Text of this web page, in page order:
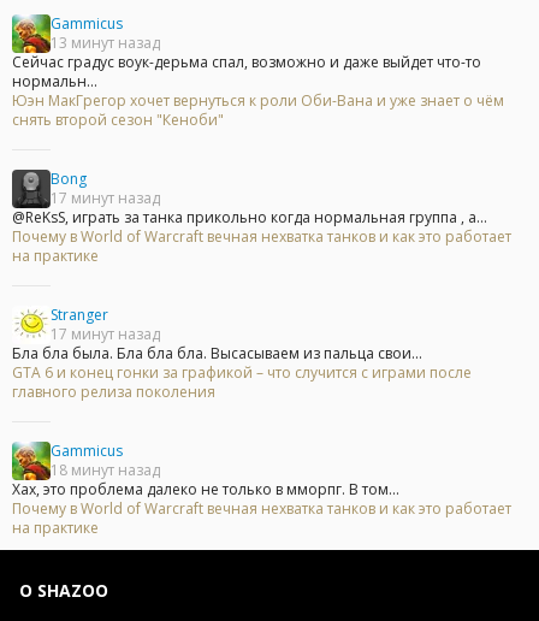
Gammicus
13 минут назад
Сейчас градус воук-дерьма спал, возможно и даже выйдет что-то
нормальн...
Юэн МакГрегор хочет вернуться к роли Оби-Вана и уже знает о чём
снять второй сезон "Кеноби"
Bong
17 минут назад
@ReKsS, играть за танка прикольно когда нормальная группа , а...
Почему в World of Warcraft вечная нехватка танков и как это работает
на практике
Stranger
17 минут назад
Бла бла была. Бла бла бла. Высасываем из пальца свои...
GTA 6 и конец гонки за графикой – что случится с играми после
главного релиза поколения
Gammicus
18 минут назад
Хах, это проблема далеко не только в мморпг. В том...
Почему в World of Warcraft вечная нехватка танков и как это работает
на практике
О SHAZOO